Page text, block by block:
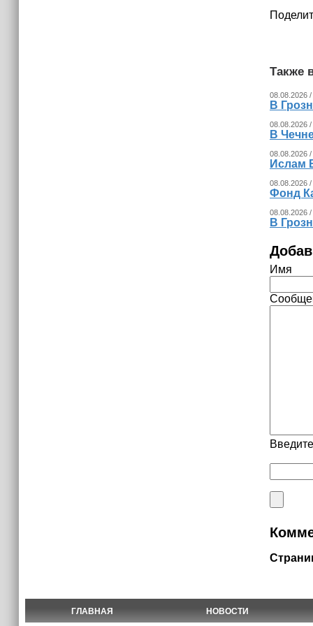
Также
08.08.2026
В
08.08.2026
В
08.08.2026
Ислам
08.08.2026
Фонд
08.08.2026
В
Имя
ГЛАВНАЯ НОВОСТИ